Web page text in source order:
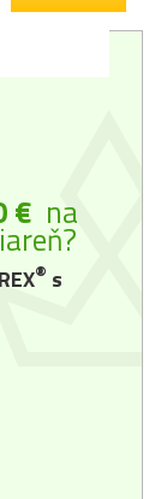
€ na
® s